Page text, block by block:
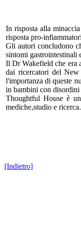
In risposta alla
risposta pro-
Gli autori concludono
sintomi gastrointestinali
Il Dr Wakefield che era
dai ricercatori del
l'importanza di queste
in bambini con
Thoughtful House è
mediche,studio e ricerca.
[Indietro]